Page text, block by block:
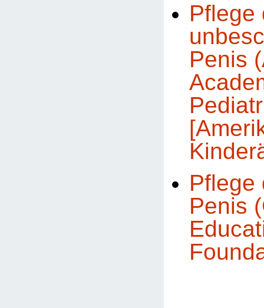
Pflege
Penis
Pflege
Penis